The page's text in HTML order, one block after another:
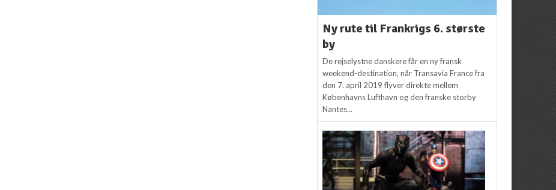
Ny rute til Frankrigs 6. største
by
De rejselystne danskere får en ny fransk
weekend-destination, når Transavia France fra
den 7. april 2019 flyver direkte mellem
Københavns Lufthavn og den franske storby
Nantes...